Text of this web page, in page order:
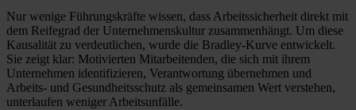
Nur wenige Führungskräfte wissen, dass Arbeitssicherheit direkt mit
dem Reifegrad der Unternehmenskultur zusammenhängt. Um diese
Kausalität zu verdeutlichen, wurde die Bradley-Kurve entwickelt.
Sie zeigt klar: Motivierten Mitarbeitenden, die sich mit ihrem
Unternehmen identifizieren, Verantwortung übernehmen und
Arbeits- und Gesundheitsschutz als gemeinsamen Wert verstehen,
unterlaufen weniger Arbeitsunfälle.